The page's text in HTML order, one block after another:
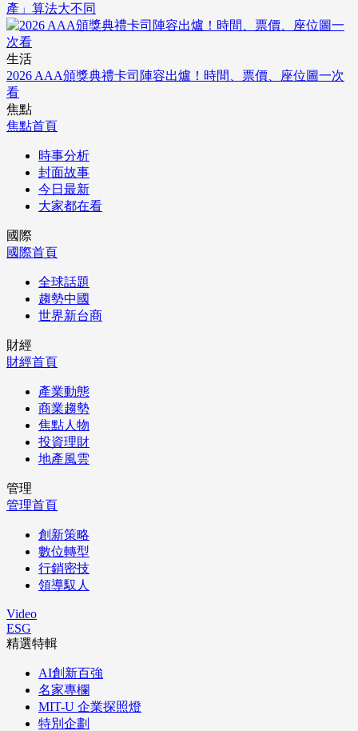
產」算法大不同
生活
2026 AAA頒獎典禮卡司陣容出爐！時間、票價、座位圖一次
看
焦點
焦點首頁
時事分析
封面故事
今日最新
大家都在看
國際
國際首頁
全球話題
趨勢中國
世界新台商
財經
財經首頁
產業動態
商業趨勢
焦點人物
投資理財
地產風雲
管理
管理首頁
創新策略
數位轉型
行銷密技
領導馭人
Video
ESG
精選特輯
AI創新百強
名家專欄
MIT-U 企業探照燈
特別企劃